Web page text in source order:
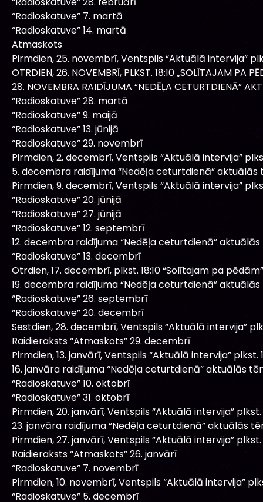
“Radioskatuve” 7. martā
“Radioskatuve” 14. martā
Atmaskots
Pirmdien, 25. novembrī, Ventspils “Aktuālā intervija”
OTRDIEN, 26. NOVEMBRĪ, PLKST. 18:10 „SOLĪTAJAM PA
28. NOVEMBRA RAIDĪJUMA “NEDĒĻA CETURTDIENĀ”
“Radioskatuve” 28. martā
“Radioskatuve” 9. maijā
“Radioskatuve” 13. jūnijā
“Radioskatuve” 29. novembrī
Pirmdien, 2. decembrī, Ventspils “Aktuālā intervija”
5. decembra raidījuma “Nedēļa ceturtdienā” aktuālās
Pirmdien, 9. decembrī, Ventspils “Aktuālā intervija”
“Radioskatuve” 20. jūnijā
“Radioskatuve” 27. jūnijā
“Radioskatuve” 12. septembrī
12. decembra raidījuma “Nedēļa ceturtdienā”
“Radioskatuve” 13. decembrī
Otrdien, 17. decembrī, plkst. 18:10 “Solītajam pa
19. decembra raidījuma “Nedēļa ceturtdienā”
“Radioskatuve” 26. septembrī
“Radioskatuve” 20. decembrī
Sestdien, 28. decembrī, Ventspils “Aktuālā intervija”
Raidieraksts “Atmaskots” 29. decembrī
Pirmdien, 13. janvārī, Ventspils “Aktuālā intervija” plkst.
16. janvāra raidījuma “Nedēļa ceturtdienā” aktuālās
“Radioskatuve” 10. oktobrī
“Radioskatuve” 31. oktobrī
Pirmdien, 20. janvārī, Ventspils “Aktuālā intervija” plkst.
23. janvāra raidījuma “Nedēļa ceturtdienā” aktuālās
Pirmdien, 27. janvārī, Ventspils “Aktuālā intervija” plkst.
Raidieraksts “Atmaskots” 26. janvārī
“Radioskatuve” 7. novembrī
Pirmdien, 10. novembrī, Ventspils “Aktuālā intervija”
“Radioskatuve” 5. decembrī